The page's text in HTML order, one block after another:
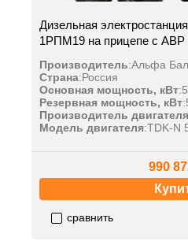
Дизельная
1РПМ19 на прицепе с АВР
Производитель:Альфа
Страна:Россия
Основная мощность, кВт:
Резервная мощность, кВт:
Производитель двигателя
Модель двигателя:TDK-N
990
сравнить